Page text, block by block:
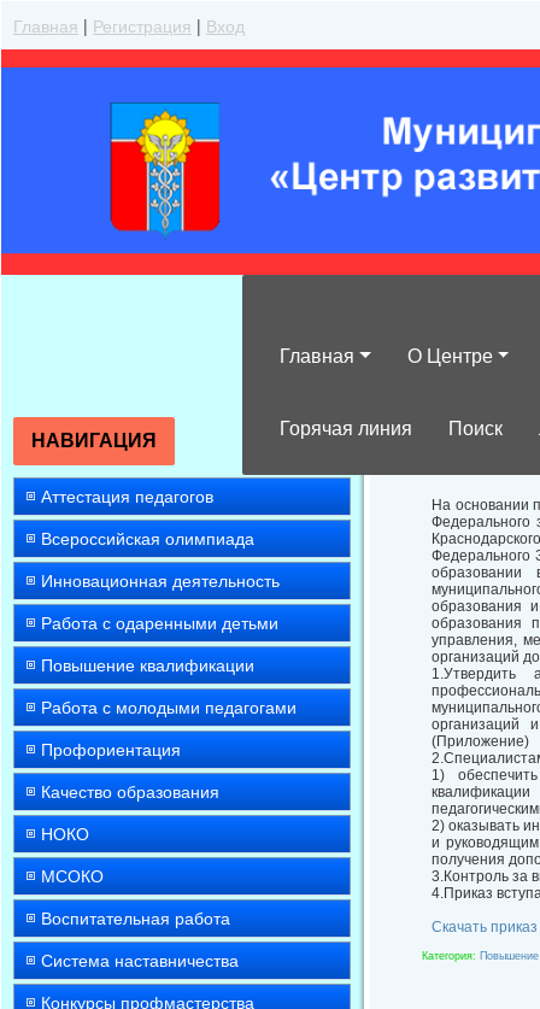
Главная | Регистрация | Вход
Главная О Центре
Горячая линия Поиск
НАВИГАЦИЯ
Аттестация педагогов
Всероссийская олимпиада
Инновационная деятельность
Работа с одаренными детьми
Повышение квалификации
Работа с молодыми педагогами
Профориентация
Качество образования
НОКО
МСОКО
Воспитательная работа
Система наставничества
Конкурсы профмастерства
На основании
Федерального
образовании
образования
образования
управления,
организаций
1.Утвердить
организаций
(Приложение)
1)
2) оказывать
и
получения
3.Контроль за
4.Приказ
Скачать
Категория: Повышение